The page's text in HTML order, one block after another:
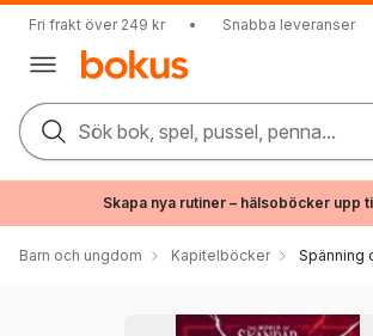
Fri frakt över 249 kr • Snabba leveranser
Sök bok, spel, pussel, penna...
Skapa nya rutiner – hälsoböcker upp
Barn och ungdom Kapitelböcker Spänning